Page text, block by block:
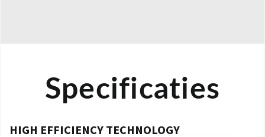
Specificaties
HIGH EFFICIENCY TECHNOLOGY